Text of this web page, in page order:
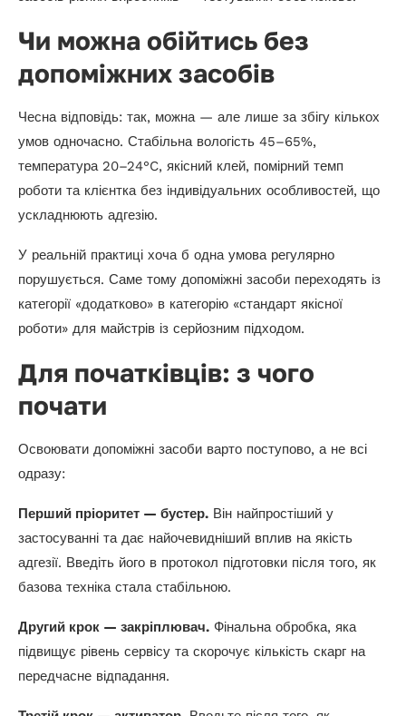
Чи можна обійтись без
допоміжних засобів
Чесна відповідь: так, можна — але лише за збігу кількох
умов одночасно. Стабільна вологість 45–65%,
температура 20–24°C, якісний клей, помірний темп
роботи та клієнтка без індивідуальних особливостей, що
ускладнюють адгезію.
У реальній практиці хоча б одна умова регулярно
порушується. Саме тому допоміжні засоби переходять із
категорії «додатково» в категорію «стандарт якісної
роботи» для майстрів із серйозним підходом.
Для початківців: з чого
почати
Освоювати допоміжні засоби варто поступово, а не всі
одразу:
Перший пріоритет — бустер. Він найпростіший у
застосуванні та дає найочевидніший вплив на якість
адгезії. Введіть його в протокол підготовки після того, як
базова техніка стала стабільною.
Другий крок — закріплювач. Фінальна обробка, яка
підвищує рівень сервісу та скорочує кількість скарг на
передчасне відпадання.